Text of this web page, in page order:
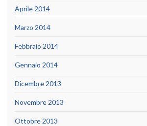
Aprile 2014
Marzo 2014
Febbraio 2014
Gennaio 2014
Dicembre 2013
Novembre 2013
Ottobre 2013